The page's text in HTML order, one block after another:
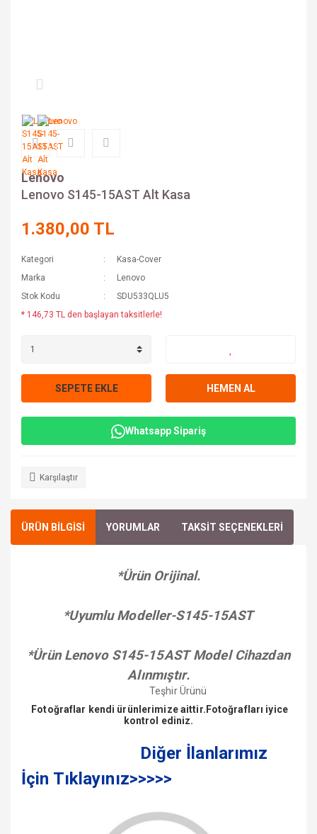
Lenovo
Lenovo S145-15AST Alt Kasa
1.380,00 TL
Kategori
Kasa-Cover
Marka
Lenovo
Stok Kodu
SDU533QLU5
* 146,73 TL den başlayan taksitlerle!
SEPETE EKLE HEMEN AL
Whatsapp Sipariş
Karşılaştır
ÜRÜN BİLGİSİ YORUMLAR TAKSİT SEÇENEKLERİ
*Ürün Orijinal.
*Uyumlu Modeller-S145-15AST
*Ürün Lenovo S145-15AST Model Cihazdan
Alınmıştır.
Teşhir Ürünü
Fotoğraflar kendi ürünlerimize aittir.Fotoğrafları iyice
kontrol ediniz.
Diğer İlanlarımız
İçin Tıklayınız>>>>>